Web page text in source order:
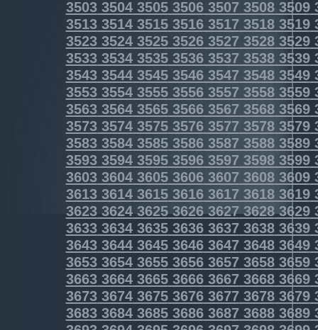
35033504350535063507 35083509
35133514351535163517 35183519
35233524352535263527 35283529
35333534353535363537 35383539
35433544354535463547 35483549
35533554355535563557 35583559
35633564356535663567 35683569
35733574357535763577 35783579
35833584358535863587 35883589
35933594359535963597 35983599
36033604360536063607 36083609
36133614361536163617 36183619
3623362436253626362736283629
3633363436353636363736383639
3643364436453646364736483649
3653365436553656365736583659
3663366436653666366736683669
3673367436753676367736783679
3683368436853686368736883689